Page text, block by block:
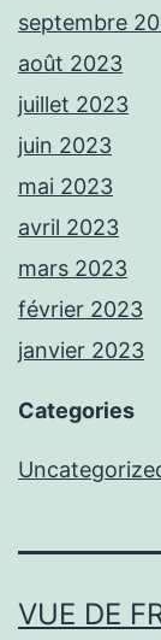
septembre
août 2023
juillet 2023
juin 2023
mai 2023
avril 2023
mars 2023
février 2023
janvier 2023
Categories
VUE DE